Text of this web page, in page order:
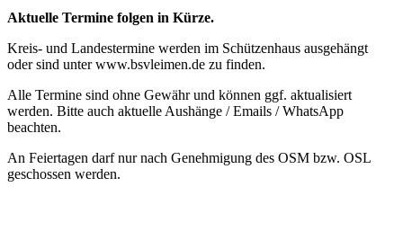
Aktuelle Termine folgen in Kürze.
Kreis- und Landestermine werden im Schützenhaus ausgehängt
oder sind unter www.bsvleimen.de zu finden.
Alle Termine sind ohne Gewähr und können ggf. aktualisiert
werden. Bitte auch aktuelle Aushänge / Emails / WhatsApp
beachten.
An Feiertagen darf nur nach Genehmigung des OSM bzw. OSL
geschossen werden.